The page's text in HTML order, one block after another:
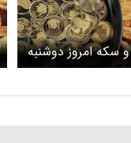
سکه امروز دوشنبه
۷ اردیبهشت ۱۴۰۵ اعلام شد/